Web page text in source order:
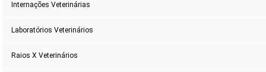
Internações Veterinárias
Laboratórios Veterinários
Raios X Veterinários